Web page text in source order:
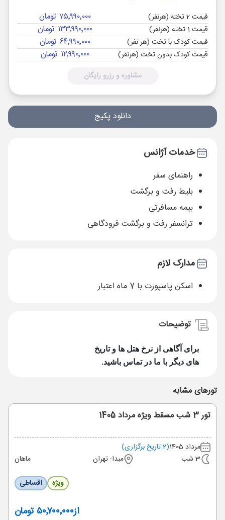
قیمت 2 تخته (هرنفر) ۷۵٬۹۹۰٬۰۰۰ تومان
قیمت 1 تخته (هرنفر) ۱۳۳٬۹۹۰٬۰۰۰ تومان
قیمت کودک با تخت (هر نفر) ۶۴٬۹۹۰٬۰۰۰ تومان
قیمت کودک بدون تخت (هرنفر) ۱۲٬۹۹۰٬۰۰۰ تومان
مشاوره و رزرو رایگان
دانلود پکیج
خدمات آژانس
راهنمای سفر
بلیط رفت و برگشت
بیمه مسافرتی
ترانسفر رفت و برگشت فرودگاهی
مدارک لازم
اسکن پاسپورت با 7 ماه اعتبار
توضیحات
برای آگاهی از نرخ هتل ها و تاریخ
های دیگر با ما در تماس باشید.
تورهای مشابه
تور 3 شب مسقط ویژه مرداد 1405
مرداد 1405
(2 تاریخ برگزاری)
3 شب
مبدا: تهران
ماهان
ویژه
اقساطی
از۵۰٬۷۰۰٬۰۰۰ تومان